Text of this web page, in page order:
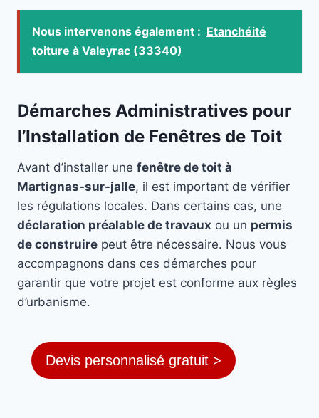
Nous intervenons également : Etanchéité
toiture à Valeyrac (33340)
Démarches Administratives pour
l’Installation de Fenêtres de Toit
Avant d’installer une fenêtre de toit à
Martignas-sur-jalle, il est important de vérifier
les régulations locales. Dans certains cas, une
déclaration préalable de travaux ou un permis
de construire peut être nécessaire. Nous vous
accompagnons dans ces démarches pour
garantir que votre projet est conforme aux règles
d’urbanisme.
Devis personnalisé gratuit >